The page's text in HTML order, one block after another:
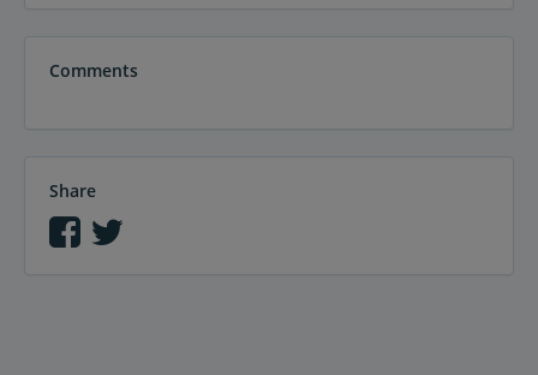
Comments
Share